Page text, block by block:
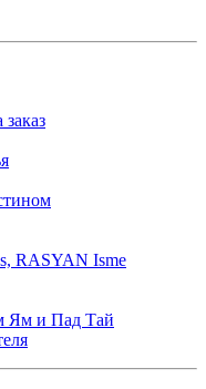
RASYAN Isme
Ям и Пад Тай